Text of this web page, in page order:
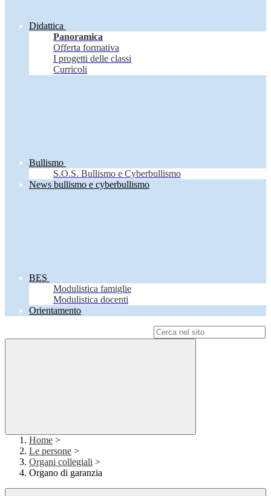
Didattica
Panoramica
Offerta formativa
I progetti delle classi
Curricoli
Bullismo
S.O.S. Bullismo e Cyberbullismo
News bullismo e cyberbullismo
BES
Modulistica famiglie
Modulistica docenti
Orientamento
Home >
Le persone >
Organi collegiali >
Organo di garanzia